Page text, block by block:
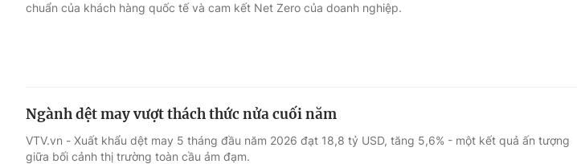
chuẩn của khách hàng quốc tế và cam kết Net Zero của doanh nghiệp.
Ngành dệt may vượt thách thức nửa cuối năm
VTV.vn - Xuất khẩu dệt may 5 tháng đầu năm 2026 đạt 18,8 tỷ USD, tăng 5,6% - một kết quả ấn tượng
giữa bối cảnh thị trường toàn cầu ảm đạm.